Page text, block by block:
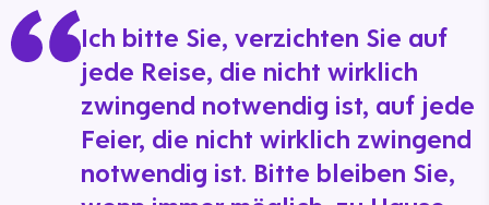
Ich bitte Sie, verzichten Sie auf
jede Reise, die nicht wirklich
zwingend notwendig ist, auf jede
Feier, die nicht wirklich zwingend
notwendig ist. Bitte bleiben Sie,